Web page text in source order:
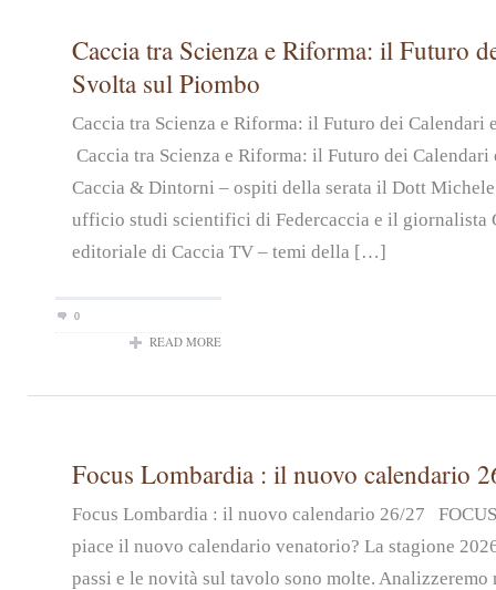
Caccia tra Scienza e Riforma: il Futuro
Svolta sul Piombo
Caccia tra Scienza e Riforma: il Futuro dei
Caccia tra Scienza e Riforma: il Futuro dei Calendari
Caccia & Dintorni – ospiti della serata il Dott
ufficio studi scientifici di Federcaccia e il giornalista
editoriale di Caccia TV – temi della […]
0
READ MORE
Focus Lombardia : il nuovo calendario
Focus Lombardia : il nuovo calendario 26/27
piace il nuovo calendario venatorio? La stagione
passi e le novità sul tavolo sono molte.